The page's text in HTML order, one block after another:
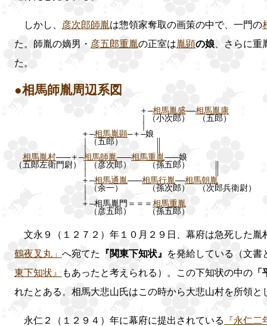
しかし、 彦次郎師胤は惣領家奪取の画策の中で、一門の
た。師胤の嫡男・ 彦五郎重胤の正室は胤顕の娘 、さらに重
た。
●相馬師胤周辺系図
＋―相馬胤盛――相馬胤康
｜（小次郎） （五郎）
＋―相馬胤顕―＋―娘
｜（五郎） ∥
相馬胤村―――＋―相馬師胤―――相馬重胤―――娘
（五郎左衛門尉）｜（彦次郎） （孫五郎） ∥
＋―相馬通胤―――相馬行胤――相馬朝胤
｜（余一） （孫次郎） （次郎兵衛尉）
＋―相馬胤門＝＝＝ 相馬重胤
（彦五郎） （孫五郎）
文永９（１２７２）年１０月２９日、幕府は急死した胤
鶴夜叉丸」 へ宛てた 『関東下知状』
を発給している（文書
東下知状』
もあったと考えられる）。この下知状の中の
れたとある。相馬大悲山氏はこの時から大悲山村を所領と
永仁２（１２９４）年に幕府に提出されている
『永仁